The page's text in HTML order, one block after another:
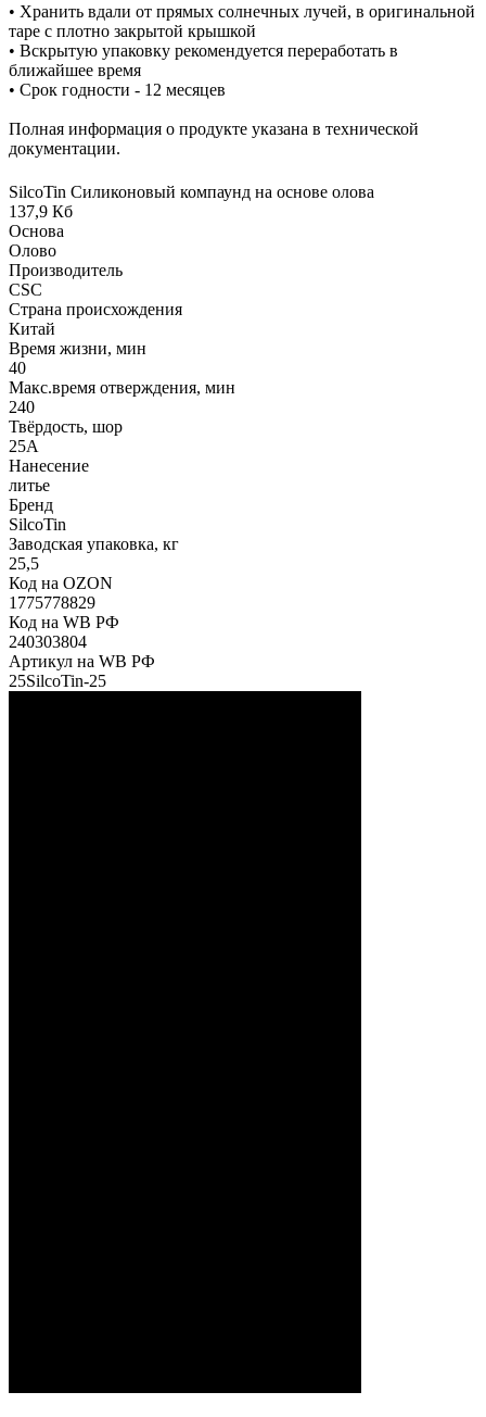
• Хранить вдали от прямых солнечных лучей, в оригинальной
таре с плотно закрытой крышкой
• Вскрытую упаковку рекомендуется переработать в
ближайшее время
• Срок годности - 12 месяцев
Полная информация о продукте указана в технической
документации.
SilcoTin Силиконовый компаунд на основе олова
137,9 Кб
Основа
Олово
Производитель
CSC
Страна происхождения
Китай
Время жизни, мин
40
Макс.время отверждения, мин
240
Твёрдость, шор
25А
Нанесение
литье
Бренд
SilcoTin
Заводская упаковка, кг
25,5
Код на OZON
1775778829
Код на WB РФ
240303804
Артикул на WB РФ
25SilcoTin-25